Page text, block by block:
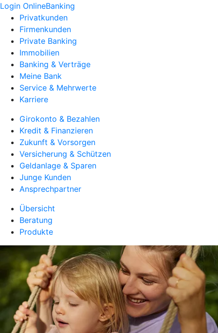
Login OnlineBanking
Privatkunden
Firmenkunden
Private Banking
Immobilien
Banking & Verträge
Meine Bank
Service & Mehrwerte
Karriere
Girokonto & Bezahlen
Kredit & Finanzieren
Zukunft & Vorsorgen
Versicherung & Schützen
Geldanlage & Sparen
Junge Kunden
Ansprechpartner
Übersicht
Beratung
Produkte